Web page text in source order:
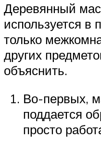
Деревянный
используется в
только
других
объяснить.
Во-первых,
поддается
просто